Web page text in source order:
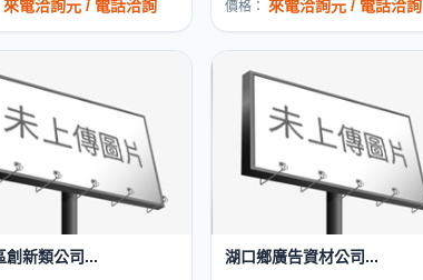
來電洽詢元 / 電話洽詢
價格： 來電洽詢元 / 電話洽詢
創新類公司... 湖口鄉廣告資材公司...